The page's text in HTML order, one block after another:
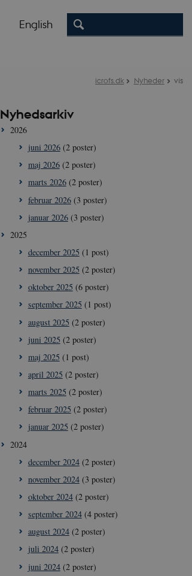
English
icrofs.dk Nyheder vis
Nyhedsarkiv
2026
juni 2026(2 poster)
maj 2026(2 poster)
marts 2026(2 poster)
februar 2026(3 poster)
januar 2026(3 poster)
2025
december 2025 (1 post)
november 2025 (2 poster)
oktober 2025 (6 poster)
september 2025 (1 post)
august 2025 (2 poster)
juni 2025 (2 poster)
maj 2025 (1 post)
april 2025 (2 poster)
marts 2025 (2 poster)
februar 2025 (2 poster)
januar 2025 (2 poster)
2024
december 2024(2 poster)
november 2024(3 poster)
oktober 2024(2 poster)
september 2024(4 poster)
august 2024(2 poster)
juli 2024(2 poster)
juni 2024(2 poster)